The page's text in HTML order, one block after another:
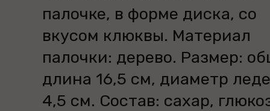
палочке, в форме диска, со
вкусом клюквы. Материал
палочки: дерево. Размер:
длина 16,5 см, диаметр
4,5 см. Состав: сахар,